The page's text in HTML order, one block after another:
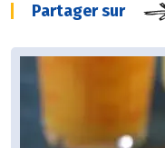
Partager sur